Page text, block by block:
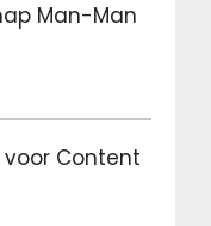
Man-Man
voor Content